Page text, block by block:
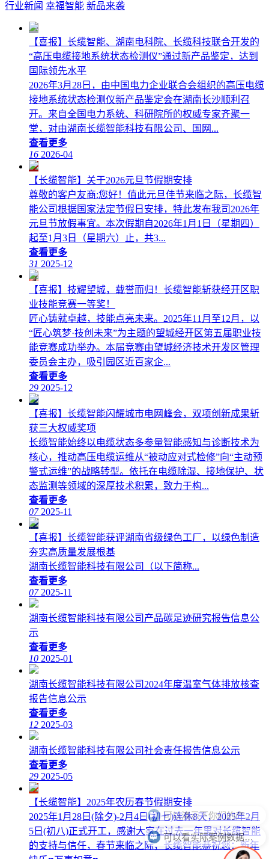
行业新闻 幸福智能 新品来袭
【喜报】长缆智能、湖南电科院、长缆科技联合开发的
“高压电缆接地系统状态检测仪”通过新产品鉴定，达到
国际领先水平
2026年3月28日，由中国电力企业联合会组织的高压电缆
接地系统状态检测仪新产品鉴定会在湖南长沙顺利召
开。来自全国电力系统、科研院所的权威专家齐聚一
堂，对由湖南长缆智能科技有限公司、国网...
查看更多
16 2026-04
【长缆智能】关于2026元旦节假期安排
尊敬的客户友商:您好！值此元旦佳节来临之际，长缆智
能公司根据国家法定节假日安排，特此发布我司2026年
元旦节放假事宜。本次假期自2026年1月1日（星期四）
起至1月3日（星期六）止，共3...
查看更多
31 2025-12
【喜报】技耀望城，载誉而归！长缆智能斩获经开区职
业技能竞赛一等奖！
匠心铸就卓越，技能点亮未来。2025年11月至12月，以
“匠心筑梦·技创未来”为主题的望城经开区第五届职业技
能竞赛成功举办。本届竞赛由望城经济技术开发区管理
委员会主办，吸引园区近百家企...
查看更多
29 2025-12
【喜报】长缆智能闪耀城市电网峰会，双项创新成果斩
获三大权威奖项
长缆智能始终以电缆状态多参量智能感知与诊断技术为
核心，推动高压电缆运维从“被动应对式检修”向“主动预
警式运维”的战略转型。依托在电缆除湿、接地保护、状
态监测等领域的深厚技术积累，致力于构...
查看更多
07 2025-11
【喜报】长缆智能获评湖南省级绿色工厂，以绿色制造
夯实高质量发展根基
湖南长缆智能科技有限公司（以下简称...
查看更多
07 2025-11
湖南长缆智能科技有限公司产品碳足迹研究报告信息公
示
查看更多
10 2025-01
湖南长缆智能科技有限公司2024年度温室气体排放核查
报告信息公示
查看更多
12 2025-03
湖南长缆智能科技有限公司社会责任报告信息公示
查看更多
29 2025-05
【长缆智能】2025年农历春节假期安排
2025年1月28日(除夕)-2月4日(初七)连休8天，2025年2月
5日(初八)正式开工，感谢大家在过去一年里对长缆智能
的支持与信任，春节来临之际，长缆智能恭祝您：新年
可以看实际案例数据么？